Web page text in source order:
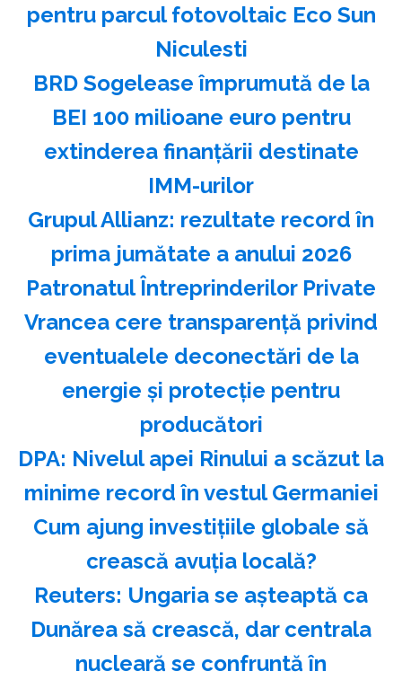
pentru parcul fotovoltaic Eco Sun
Niculesti
BRD Sogelease împrumută de la
BEI 100 milioane euro pentru
extinderea finanţării destinate
IMM-urilor
Grupul Allianz: rezultate record în
prima jumătate a anului 2026
Patronatul Întreprinderilor Private
Vrancea cere transparenţă privind
eventualele deconectări de la
energie şi protecţie pentru
producători
DPA: Nivelul apei Rinului a scăzut la
minime record în vestul Germaniei
Cum ajung investițiile globale să
crească avuția locală?
Reuters: Ungaria se aşteaptă ca
Dunărea să crească, dar centrala
nucleară se confruntă în